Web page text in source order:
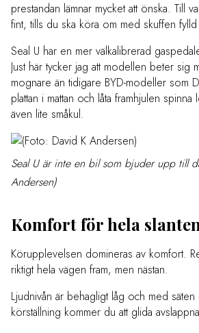
prestandan lämnar mycket att önska. Till
fint, tills du ska köra om med skuffen
Seal U har en mer välkalibrerad
Just här tycker jag att modellen beter sig
mognare än tidigare BYD-modeller som
plattan i mattan och låta framhjulen
även lite småkul.
Seal U är inte en bil som bjuder upp till
Andersen)
Komfort för hela
Körupplevelsen domineras av komfort.
riktigt hela vägen fram, men nästan.
Ljudnivån är behagligt låg och med
körställning kommer du att glida